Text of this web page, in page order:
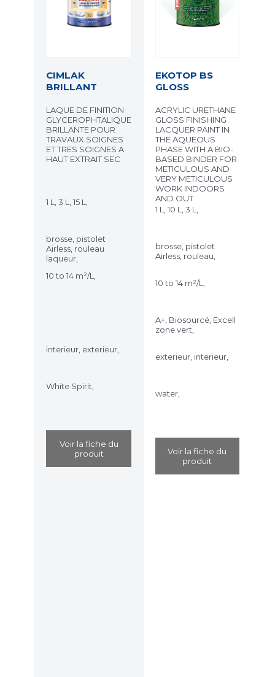
CIMLAK
BRILLANT
LAQUE DE FINITION
GLYCEROPHTALIQUE
BRILLANTE POUR
TRAVAUX SOIGNES
ET TRES SOIGNES A
HAUT EXTRAIT SEC
1 L, 3 L, 15 L,
brosse, pistolet
Airless, rouleau
laqueur,
10 to 14 m²/L,
interieur, exterieur,
White Spirit,
Voir la fiche du
produit
EKOTOP BS
GLOSS
ACRYLIC URETHANE
GLOSS FINISHING
LACQUER PAINT IN
THE AQUEOUS
PHASE WITH A BIO-
BASED BINDER FOR
METICULOUS AND
VERY METICULOUS
WORK INDOORS
AND OUT
1 L, 10 L, 3 L,
brosse, pistolet
Airless, rouleau,
10 to 14 m²/L,
A+, Biosourcé, Excell
zone vert,
exterieur, interieur,
water,
Voir la fiche du
produit